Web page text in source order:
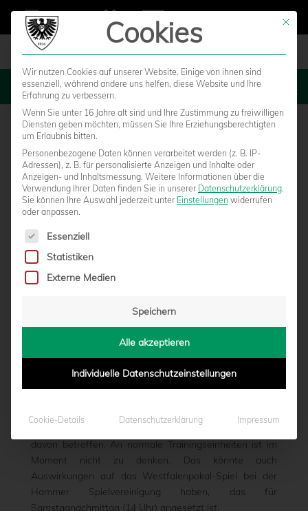
MENU
ANGESPANNTE PERSONALSITUATION BEI
EFÄHRDET
vonMarcel Weskamp|07.10.2014 - 17:06
06 e.V. Münster um, ein Großteil des Drittligakaders ist
davon betroffen. An normale Trainingseinheiten ist im
Moment nicht zu denken. Das könnte auch
Auswirkungen auf das Westfalenpokal-Spiel bei der
Hammer Spielvereinigung haben, das für
Samstagnachmittag (14 Uhr) angesetzt ist.
Mit
Cookies
Wir nutzen Cookies auf unserer Website. Einige von ihnen sind
essenziell, während andere uns helfen, diese Website und Ihre
Erfahrung zu verbessern.
Wenn Sie unter 16 Jahre alt sind und Ihre Zustimmung zu freiwilligen
Diensten geben möchten, müssen Sie Ihre Erziehungsberechtigten
um Erlaubnis bitten.
Personenbezogene Daten können verarbeitet werden (z. B. IP-
Adressen), z. B. für personalisierte Anzeigen und Inhalte oder
Anzeigen- und Inhaltsmessung. Weitere Informationen über die
Verwendung Ihrer Daten finden Sie in unserer Datenschutzerklärung.
Sie können Ihre Auswahl jederzeit unter Einstellungen widerrufen
oder anpassen.
Es folgt eine Liste der Service-Gruppen, für die eine
Essenziell
Statistiken
Externe Medien
Speichern
Alle akzeptieren
Individuelle Datenschutzeinstellungen
Cookie-Details Datenschutzerklärung Impressum